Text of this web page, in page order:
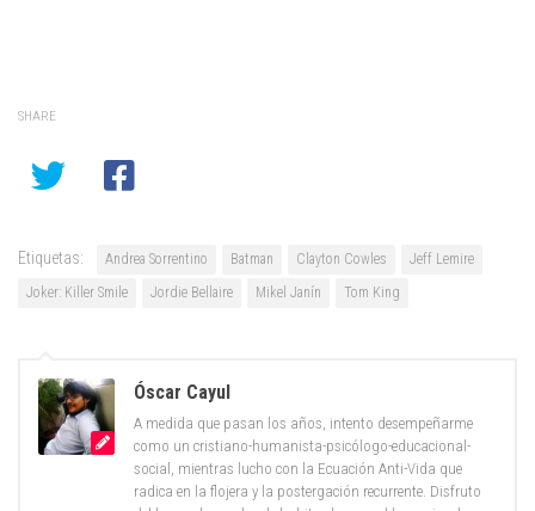
SHARE
Etiquetas: Andrea Sorrentino Batman Clayton Cowles
Jeff Lemire
Joker: Killer Smile
Jordie Bellaire Mikel Janín Tom King
Óscar Cayul
A medida que pasan los años, intento desempeñarme
como un cristiano-humanista-psicólogo-educacional-
social, mientras lucho con la Ecuación Anti-Vida que
radica en la flojera y la postergación recurrente. Disfruto